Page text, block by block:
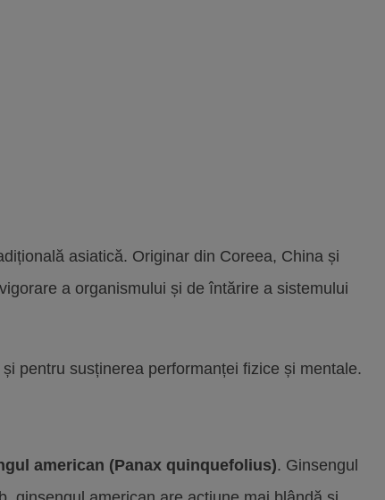
asiatică. Originar din Coreea, China și
a organismului și de întărire a sistemului
pentru susținerea performanței fizice și mentale.
american (Panax quinquefolius). Ginsengul